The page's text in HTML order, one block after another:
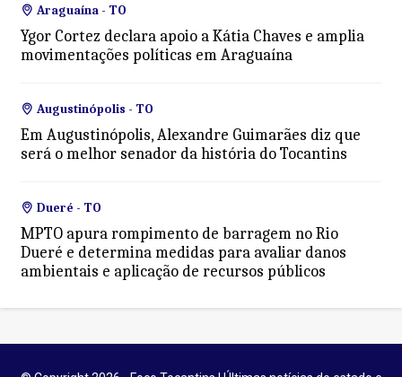
Araguaína - TO
Ygor Cortez declara apoio a Kátia Chaves e amplia
movimentações políticas em Araguaína
Augustinópolis - TO
Em Augustinópolis, Alexandre Guimarães diz que
será o melhor senador da história do Tocantins
Dueré - TO
MPTO apura rompimento de barragem no Rio
Dueré e determina medidas para avaliar danos
ambientais e aplicação de recursos públicos